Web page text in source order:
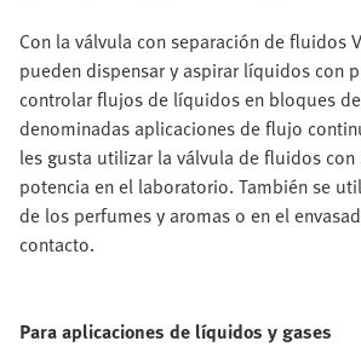
Con la válvula con separación de fluidos
pueden dispensar y aspirar líquidos con
controlar flujos de líquidos en bloques
denominadas aplicaciones de flujo
les gusta utilizar la válvula de fluidos
potencia en el laboratorio. También se
de los perfumes y aromas o en el
contacto.
Para aplicaciones de líquidos y gases